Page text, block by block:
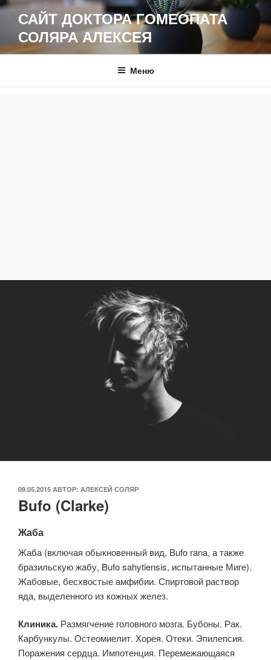
Перейти
содержимому
САЙТ ДОКТОРА ГОМЕОПАТА
СОЛЯРА АЛЕКСЕЯ
Меню
ОПУБЛИКОВАНО
09.05.2015 АВТОР: АЛЕКСЕЙ СОЛЯР
Bufo (Clarke)
Жаба
Жаба (включая обыкновенный вид, Bufo rana, а также
бразильскую жабу, Bufo sahytiensis, испытанные Миге).
Жабовые, бесхвостые амфибии. Спиртовой раствор
яда, выделенного из кожных желез.
Клиника. Размягчение головного мозга. Бубоны. Рак.
Карбункулы. Остеомиелит. Хорея. Отеки. Эпилепсия.
Поражения сердца. Импотенция. Перемежающаяся